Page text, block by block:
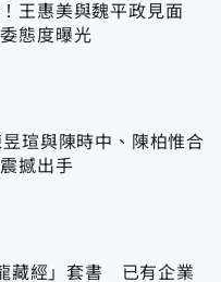
王惠美與魏平政見面
態度曝光
瑄與陳時中、陳柏惟合
撼出手
藏經」套書 已有企業